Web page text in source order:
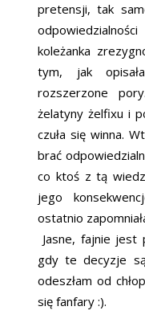
pretensji, tak
koleżanka
tym, jak
rozszerzone
żelatyny żelfixu i
czuła się winna.
brać
co ktoś z tą
jego
ostatnio
Jasne, fajnie jest
gdy te decyzje
odeszłam od
się fanfary :).